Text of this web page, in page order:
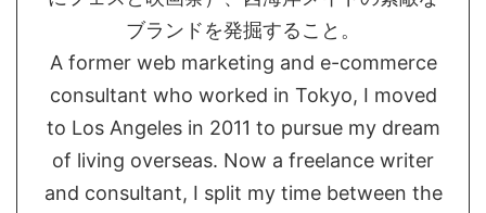
ブランドを発掘すること。
A former web marketing and e-commerce
consultant who worked in Tokyo, I moved
to Los Angeles in 2011 to pursue my dream
of living overseas. Now a freelance writer
and consultant, I split my time between the